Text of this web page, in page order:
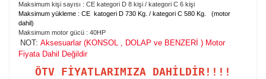
Maksimum kişi sayısı : CE kategori D 8 kişi / kategori C 6 kişi
Maksimum yükleme : CE katogeri D 730 Kg. / kategori C 580 Kg. (motor
dahil)
Maksimum motor gücü : 40HP
NOT: Aksesuarlar (KONSOL , DOLAP ve BENZERİ ) Motor
Fiyata Dahil Değildir
ÖTV FİYATLARIMIZA DAHİLDİR!!!!